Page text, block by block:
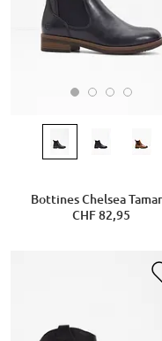
Bottines Chelsea
CHF 82,95